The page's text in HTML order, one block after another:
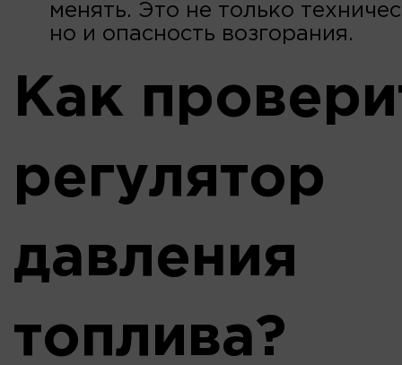
менять. Это не только
но и опасность возгорания.
Как
регулятор
давления
топлива?